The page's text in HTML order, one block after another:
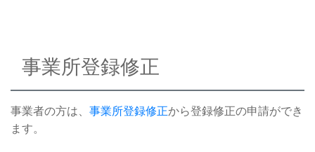
事業所登録修正
事業者の方は、 事業所登録修正から登録修正の申請ができ
ます。